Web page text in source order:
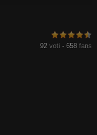
92 voti - 658 fans